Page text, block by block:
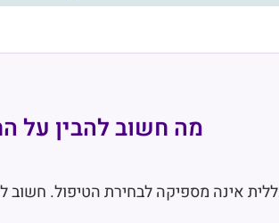
מה חשוב להבין על
אינה מספיקה לבחירת הטיפול. חשוב